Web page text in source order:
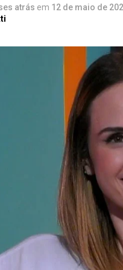
atrás em 12 de maio de